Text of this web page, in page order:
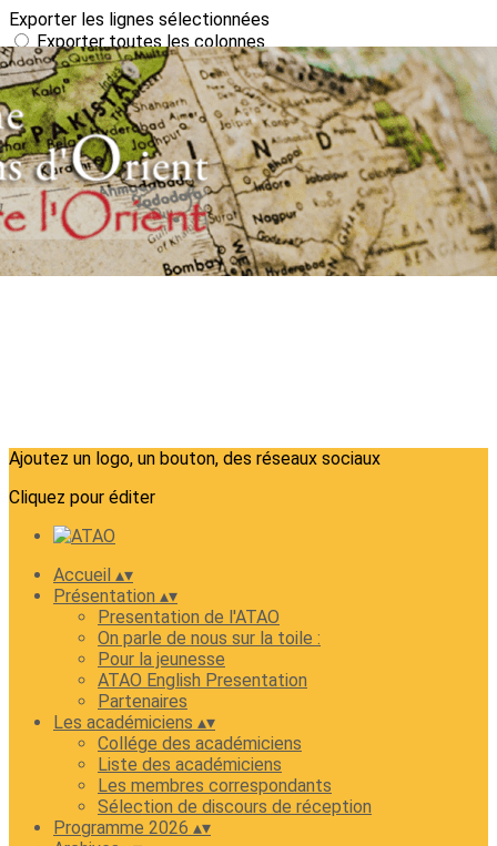
Exporter les lignes sélectionnées
Exporter toutes les colonnes
Exporter uniquement les colonnes affichées
Menu
?>
Images de la page d'accueil
Cliquez pour éditer
Ajoutez un logo, un bouton, des réseaux sociaux
Cliquez pour éditer
Accueil ▴▾
Présentation ▴▾
Presentation de l'ATAO
On parle de nous sur la toile :
Pour la jeunesse
ATAO English Presentation
Partenaires
Les académiciens ▴▾
Collége des académiciens
Liste des académiciens
Les membres correspondants
Sélection de discours de réception
Programme 2026 ▴▾